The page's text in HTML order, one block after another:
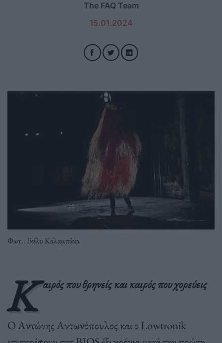
The FAQ Team
15.01.2024
Φωτ.: Γκέλυ Καλαμπάκα
Κ αιρός που θρηνείς και καιρός που χορεύεις
Ο Αντώνης Αντωνόπουλος και ο Lowtronik